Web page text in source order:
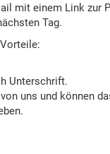
mit einem Link zur
Tag.
Unterschrift.
uns und können